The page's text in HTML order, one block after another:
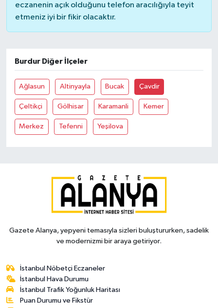
eczanenin açık olduğunu telefon aracılığıyla teyit
etmeniz iyi bir fikir olacaktır.
Burdur Diğer İlçeler
Ağlasun Altinyayla Bucak Çavdir
Çeltikçi Gölhisar Karamanli Kemer
Merkez Tefenni Yeşilova
Gazete Alanya, yepyeni temasıyla sizleri buluştururken, sadelik
ve modernizmi bir araya getiriyor.
İstanbul Nöbetçi Eczaneler
İstanbul Hava Durumu
İstanbul Trafik Yoğunluk Haritası
Puan Durumu ve Fikstür